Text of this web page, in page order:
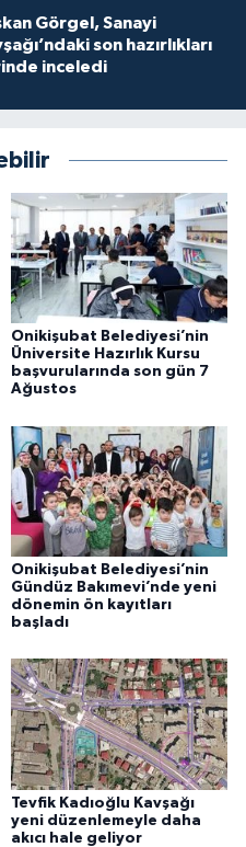
Görgel, Sanayi
son hazırlıkları
inceledi
Onikişubat Belediyesi’nin
Üniversite Hazırlık Kursu
başvurularında son gün 7
Ağustos
Onikişubat Belediyesi’nin
Gündüz Bakımevi’nde yeni
dönemin ön kayıtları
başladı
Tevfik Kadıoğlu Kavşağı
yeni düzenlemeyle daha
akıcı hale geliyor